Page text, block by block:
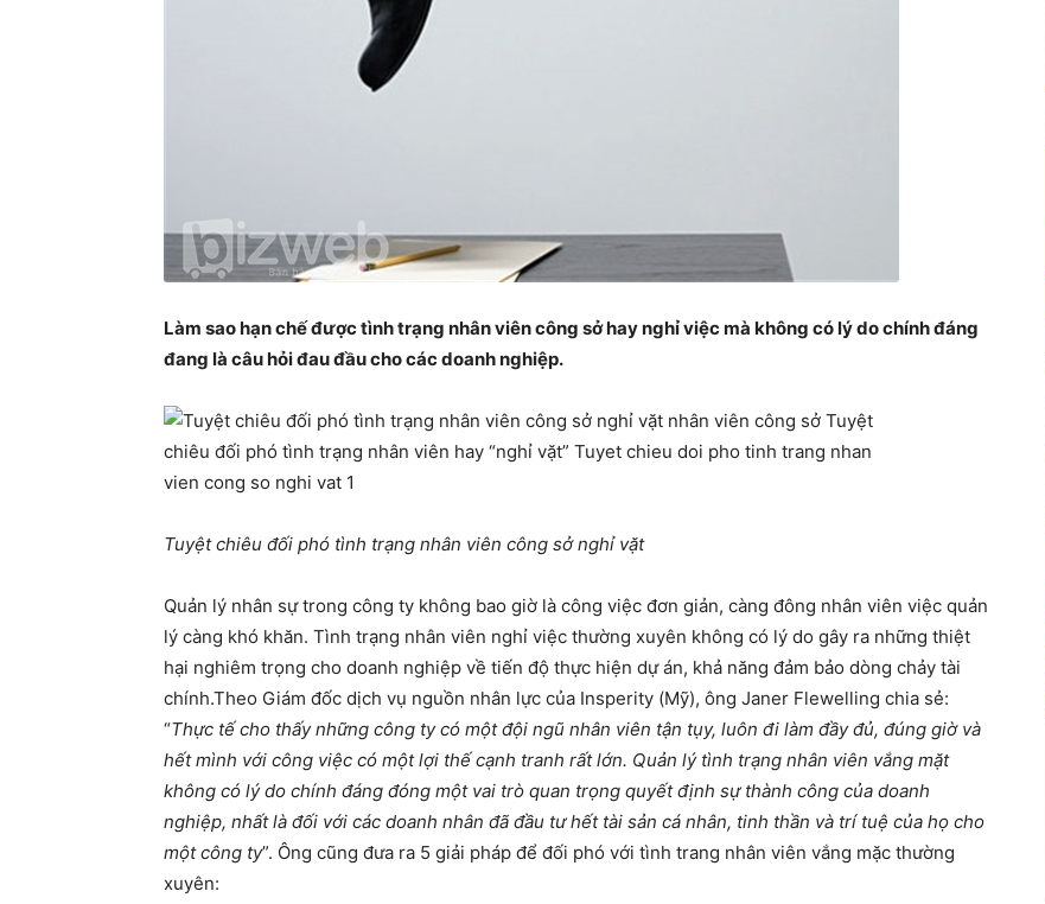
Làm sao hạn chế được tình trạng nhân viên công sở hay nghỉ việc mà không có lý do chính đáng
đang là câu hỏi đau đầu cho các doanh nghiệp.
Tuyệt chiêu đối phó tình trạng nhân viên công sở nghỉ vặt
Quản lý nhân sự trong công ty không bao giờ là công việc đơn giản, càng đông nhân viên việc quản
lý càng khó khăn. Tình trạng nhân viên nghỉ việc thường xuyên không có lý do gây ra những thiệt
hại nghiêm trọng cho doanh nghiệp về tiến độ thực hiện dự án, khả năng đảm bảo dòng chảy tài
chính.Theo Giám đốc dịch vụ nguồn nhân lực của Insperity (Mỹ), ông Janer Flewelling chia sẻ:
“Thực tế cho thấy những công ty có một đội ngũ nhân viên tận tụy, luôn đi làm đầy đủ, đúng giờ và
hết mình với công việc có một lợi thế cạnh tranh rất lớn. Quản lý tình trạng nhân viên vắng mặt
không có lý do chính đáng đóng một vai trò quan trọng quyết định sự thành công của doanh
nghiệp, nhất là đối với các doanh nhân đã đầu tư hết tài sản cá nhân, tinh thần và trí tuệ của họ cho
một công ty”. Ông cũng đưa ra 5 giải pháp để đối phó với tình trang nhân viên vắng mặc thường
xuyên: